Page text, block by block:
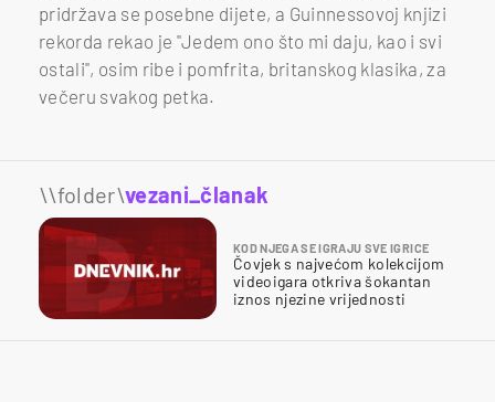
pridržava se posebne dijete, a Guinnessovoj knjizi
rekorda rekao je "Jedem ono što mi daju, kao i svi
ostali", osim ribe i pomfrita, britanskog klasika, za
večeru svakog petka.
\\folder\vezani_članak
KOD NJEGA SE IGRAJU SVE IGRICE
Čovjek s najvećom kolekcijom
videoigara otkriva šokantan
iznos njezine vrijednosti